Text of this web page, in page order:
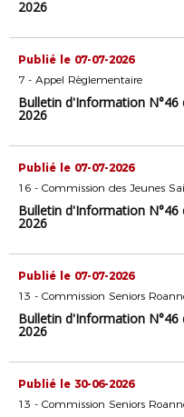
2026
Publié le 07-07-2026
7 - Appel Règlementaire
Bulletin d'Information N°46
2026
Publié le 07-07-2026
16 - Commission des Jeunes
Bulletin d'Information N°46
2026
Publié le 07-07-2026
13 - Commission Seniors
Bulletin d'Information N°46
2026
Publié le 30-06-2026
13 - Commission Seniors